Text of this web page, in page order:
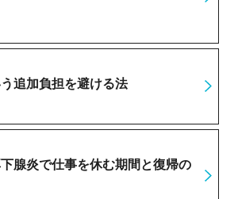
追加負担を避ける法
腺炎で仕事を休む期間と復帰の